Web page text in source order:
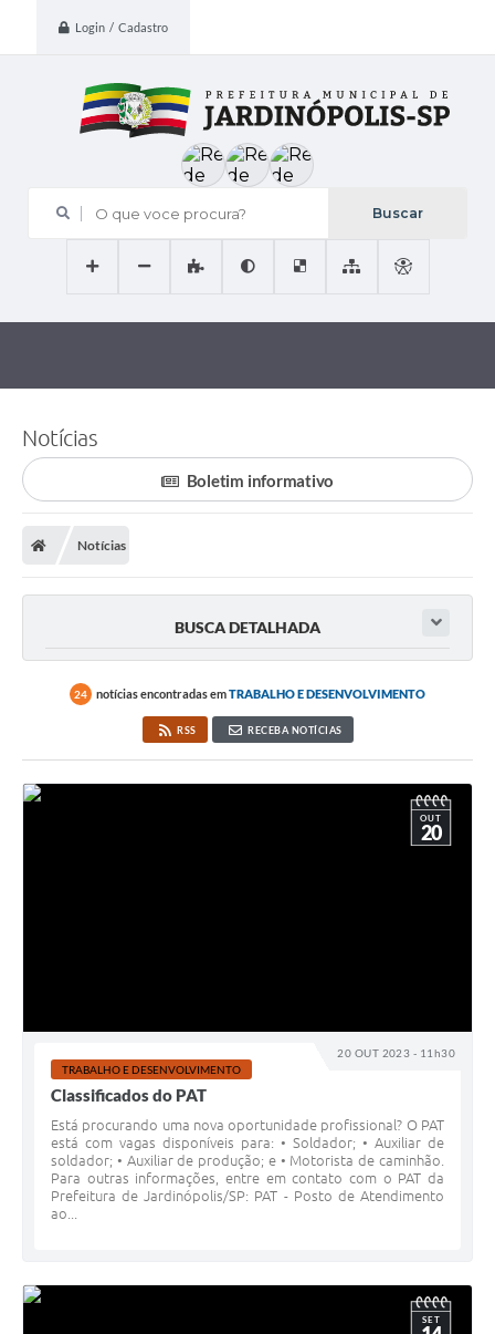
Login / Cadastro
O que voce procura?
Notícias
Boletim informativo
Notícias
BUSCA DETALHADA
24 notícias encontradas emTRABALHO E DESENVOLVIMENTO
RSS RECEBA NOTÍCIAS
20 OUT 2023 - 11h30
OUT
20
TRABALHO E DESENVOLVIMENTO
Classificados do PAT
Está procurando uma nova oportunidade profissional? O PAT
está com vagas disponíveis para: • Soldador; • Auxiliar de
soldador; • Auxiliar de produção; e • Motorista de caminhão.
Para outras informações, entre em contato com o PAT da
Prefeitura de Jardinópolis/SP: PAT - Posto de Atendimento
ao...
SET